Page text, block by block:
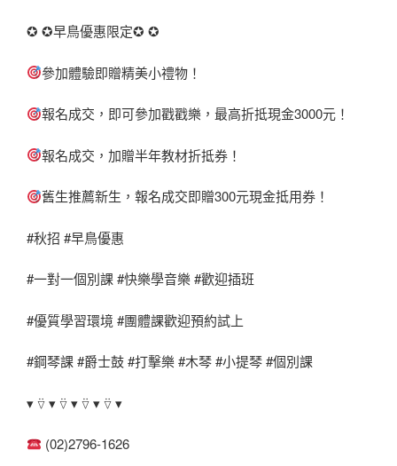
✪ ✪早鳥優惠限定✪ ✪
參加體驗即贈精美小禮物！
報名成交，即可參加戳戳樂，最高折抵現金3000元！
報名成交，加贈半年教材折抵券！
舊生推薦新生，報名成交即贈300元現金抵用券！
#秋招 #早鳥優惠
#一對一個別課#快樂學音樂#歡迎插班
#優質學習環境 #團體課歡迎預約試上
#鋼琴課#爵士鼓#打擊樂#木琴#小提琴#個別課
▾⍢▾⍢▾⍢▾⍢▾
(02)2796-1626